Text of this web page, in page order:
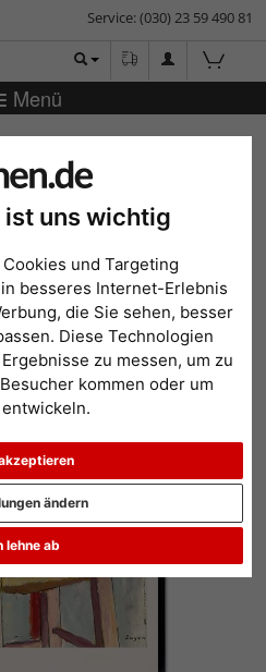
uns wichtig
und Targeting
besseres Internet-Erlebnis
die Sie sehen, besser
Diese Technologien
zu messen, um zu
kommen oder um
lehne ab
ändern
Service: (030) 23 59 490 81
Menü
Weitere Produkte
mit Rahmen - H. Lyman Saÿen -
- H.
Anemones